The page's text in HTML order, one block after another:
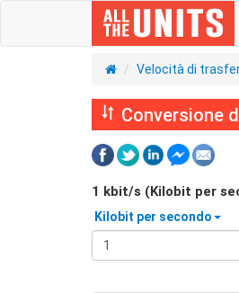
Velocità di
Conversione
1 kbit/s (Kilobit per
Kilobit per secondo